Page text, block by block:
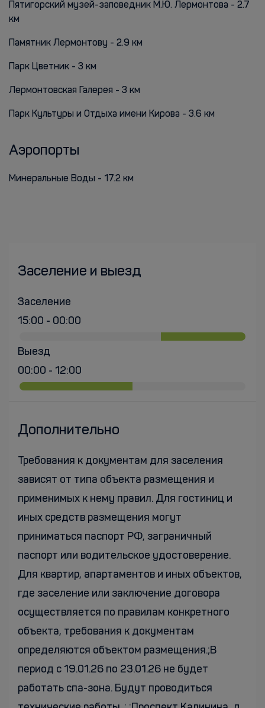
Пятигорский музей-заповедник М.Ю. Лермонтова - 2.7
км
Памятник Лермонтову - 2.9 км
Парк Цветник - 3 км
Лермонтовская Галерея - 3 км
Парк Культуры и Отдыха имени Кирова - 3.6 км
Аэропорты
Минеральные Воды - 17.2 км
Заселение и выезд
Заселение
15:00 - 00:00
Выезд
00:00 - 12:00
Дополнительно
Требования к документам для заселения
зависят от типа объекта размещения и
применимых к нему правил. Для гостиниц и
иных средств размещения могут
приниматься паспорт РФ, заграничный
паспорт или водительское удостоверение.
Для квартир, апартаментов и иных объектов,
где заселение или заключение договора
осуществляется по правилам конкретного
объекта, требования к документам
определяются объектом размещения.;В
период с 19.01.26 по 23.01.26 не будет
работать cпа-зона. Будут проводиться